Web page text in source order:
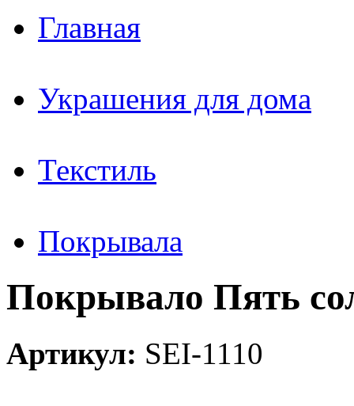
Главная
Украшения для дома
Текстиль
Покрывала
Покрывало Пять
Артикул: SEI-1110